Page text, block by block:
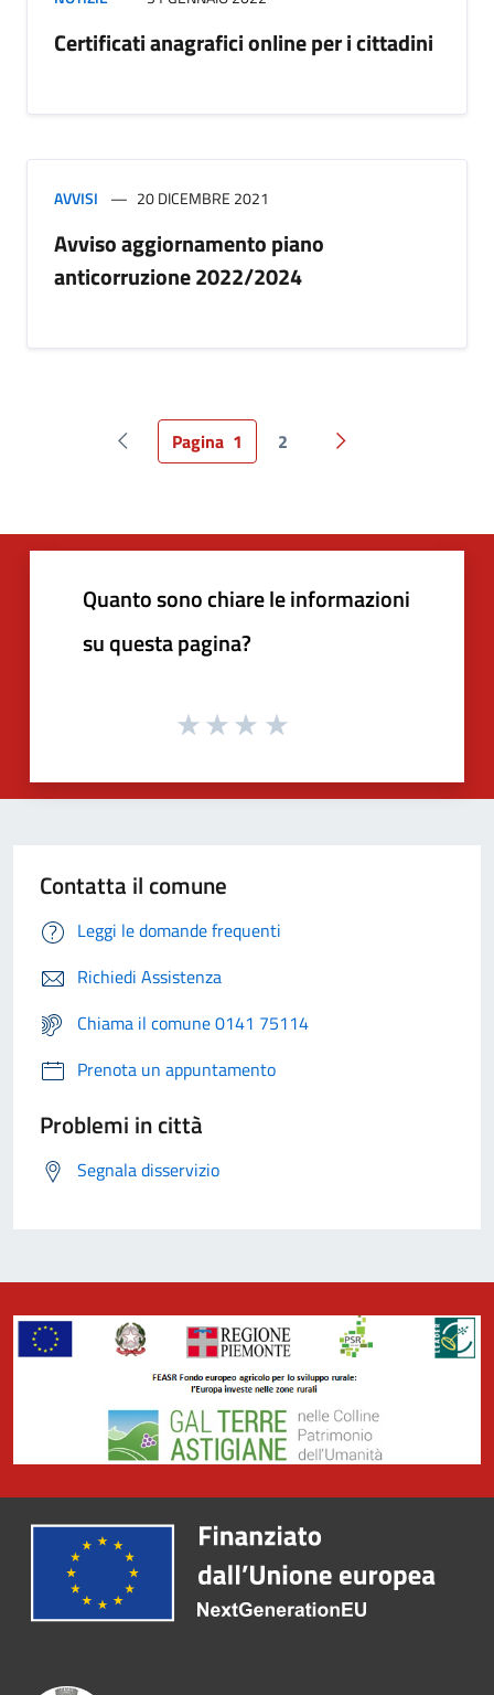
Certificati anagrafici online per i cittadini
AVVISI 20 DICEMBRE 2021
Avviso aggiornamento piano
anticorruzione 2022/2024
Pagina precedente
Pagina 1 2 Pagina successiva
Quanto sono chiare le informazioni
su questa pagina?
Contatta il comune
Leggi le domande frequenti
Richiedi Assistenza
Chiama il comune 0141 75114
Prenota un appuntamento
Problemi in città
Segnala disservizio